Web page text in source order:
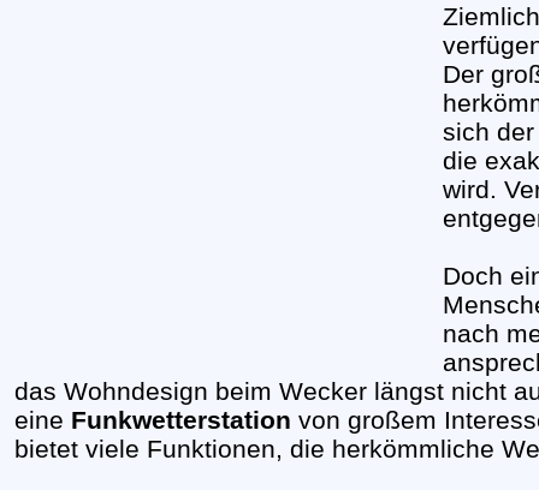
Der
sich
die
wird.
Doch
nach
das Wohndesign beim Wecker längst nicht
eine Funkwetterstation von großem
bietet viele Funktionen, die herkömmliche